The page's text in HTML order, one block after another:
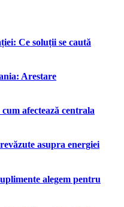
Ce soluții se caută
Arestare
afectează centrala
asupra energiei
alegem pentru